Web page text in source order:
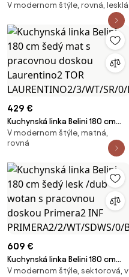
biely lesk / čierny lesk bez
pracovnej dosky Primera2 INF
PRIMERA2/3/WT/WB/0/B1
V modernom štýle, rovná, lesklá
429 €
Kuchynská linka Belini 180 cm
šedý mat s pracovnou doskou
Laurentino2 TOR
LAURENTINO2/3/WT/SR/0/B1
V modernom štýle, matná,
rovná
609 €
Kuchynská linka Belini 180 cm
šedý lesk /dub wotan s
V modernom štýle, sektorová, v